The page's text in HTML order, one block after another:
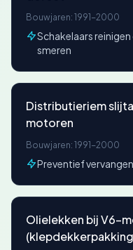
Bouwjaren: 1991-2000
Schakelaars
smeren
Distributieriem
motoren
Bouwjaren: 1991-2000
Preventief
Olielekken bij V6-